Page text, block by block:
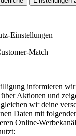
Einstellungen
Match
informieren wir
über Aktionen und
wir deine
Daten mit
Online-